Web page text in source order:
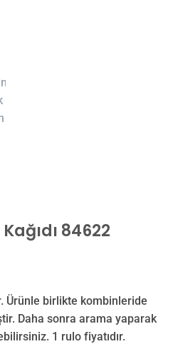
84622
Ürünle birlikte kombinleride
Daha sonra arama yaparak
1 rulo fiyatıdır.